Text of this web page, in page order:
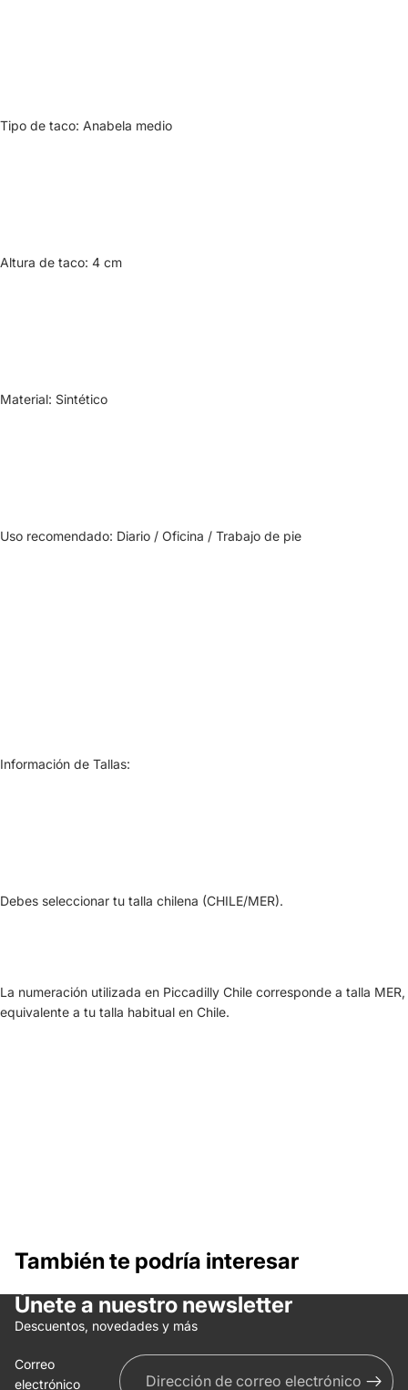
Tipo de taco: Anabela medio
Altura de taco: 4 cm
Material: Sintético
Uso recomendado: Diario / Oficina / Trabajo de pie
Información de Tallas:
Debes seleccionar tu talla chilena (CHILE/MER).
La numeración utilizada en Piccadilly Chile corresponde a talla MER,
equivalente a tu talla habitual en Chile.
También te podría interesar
Únete a nuestro newsletter
Descuentos, novedades y más
Correo
electrónico
Política de reembolso
Términos del servicio